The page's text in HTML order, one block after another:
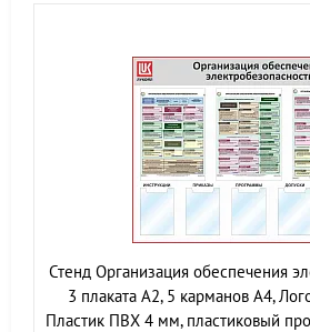
Стенд Организация обеспечения
3 плаката А2, 5 карманов А4,
Пластик ПВХ 4 мм, пластиковый